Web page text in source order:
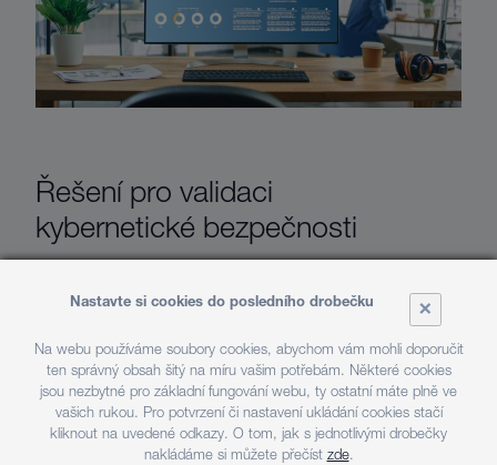
Řešení pro validaci
kybernetické bezpečnosti
Jedná se o softwarovou platformu, která propojuje tří
testování, vulnerability management a mitigation
management. Nejedná se o žádnou simulaci, nýbrž
reálnou komplexní validaci bezpečnosti. Tato platforma
začíná tam, kde končí práce skenerů zranitelností. Každý
krok, který toto řešení provádí, je detailně popsán
×
Nastavte si cookies do posledního drobečku
Na webu používáme soubory cookies, abychom vám mohli doporučit
ten správný obsah šitý na míru vašim potřebám. Některé cookies
jsou nezbytné pro základní fungování webu, ty ostatní máte plně ve
vašich rukou. Pro potvrzení či nastavení ukládání cookies stačí
kliknout na uvedené odkazy. O tom, jak s jednotlivými drobečky
nakládáme si můžete přečíst zde.